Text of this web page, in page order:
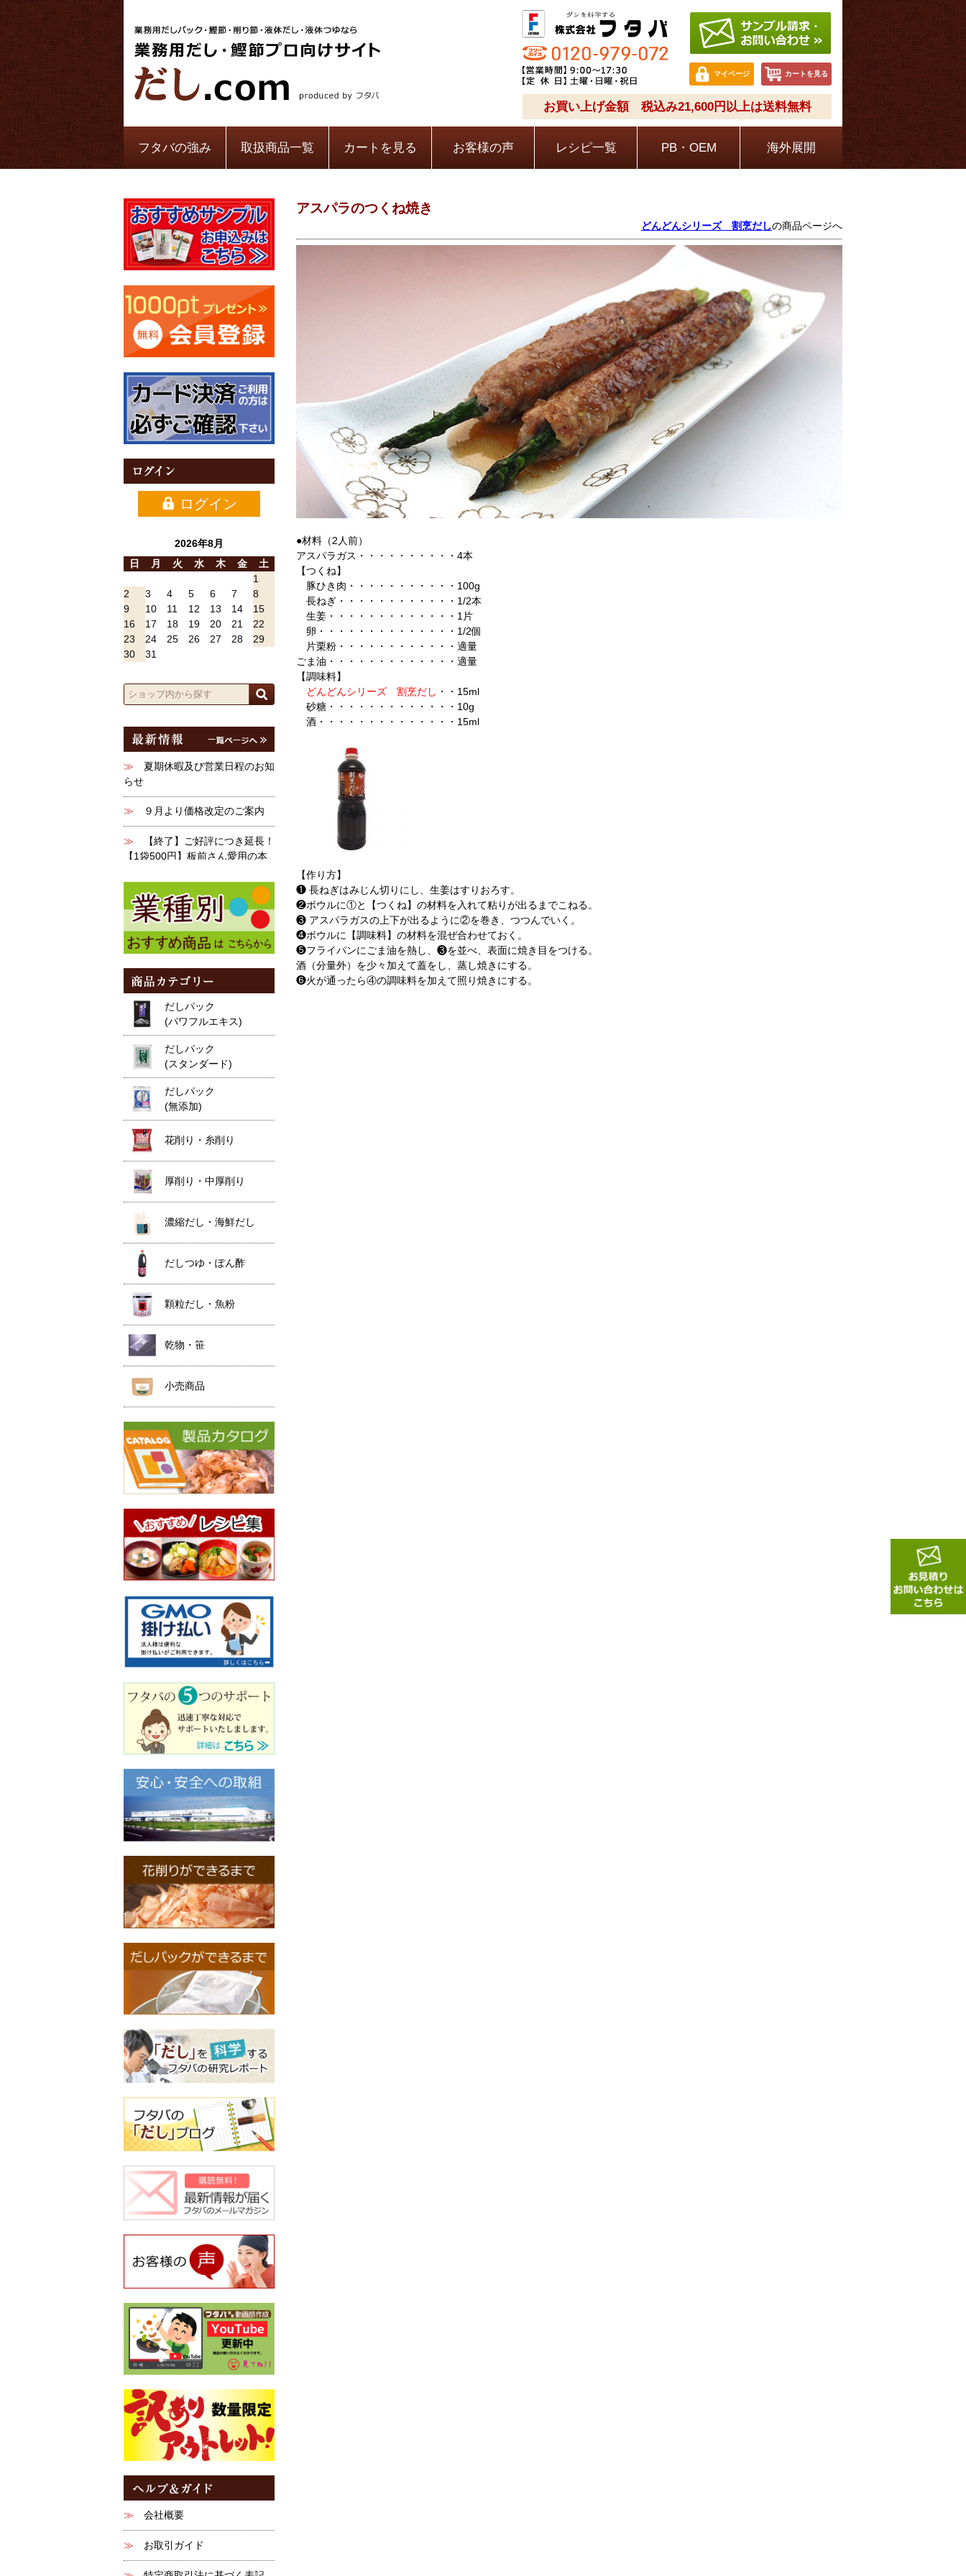
マイページ カートを見る
お買い上げ金額 税込み21,600円以上は送料無料
フタバの強み 取扱商品一覧 カートを見る お客様の声 レシピ一覧 PB・OEM 海外展開
アスパラのつくね焼き
どんどんシリーズ 割烹だしの商品ページへ
●材料（2人前）
アスパラガス・・・・・・・・・・4本
【つくね】
豚ひき肉・・・・・・・・・・・100g
長ねぎ・・・・・・・・・・・・1/2本
生姜・・・・・・・・・・・・・1片
卵・・・・・・・・・・・・・・1/2個
片栗粉・・・・・・・・・・・・適量
ごま油・・・・・・・・・・・・・適量
【調味料】
どんどんシリーズ 割烹だし ・・15ml
砂糖・・・・・・・・・・・・・10g
酒・・・・・・・・・・・・・・15ml
【作り方】
❶ 長ねぎはみじん切りにし、生姜はすりおろす。
❷ボウルに①と【つくね】の材料を入れて粘りが出るまでこねる。
❸ アスパラガスの上下が出るように②を巻き、つつんでいく。
❹ボウルに【調味料】の材料を混ぜ合わせておく。
❺フライパンにごま油を熱し、❸を並べ、表面に焼き目をつける。
酒（分量外）を少々加えて蓋をし、蒸し焼きにする。
❻火が通ったら④の調味料を加えて照り焼きにする。
ログイン
2026年8月
日
月 火 水 木 金
土
1
2
3 4 5 6 7
8
9
10 11 12 13 14
15
16
17 18 19 20 21
22
23
24 25 26 27 28
29
30
31
だしパック
(パワフルエキス)
だしパック
(スタンダード)
だしパック
(無添加)
花削り・糸削り
厚削り・中厚削り
濃縮だし・海鮮だし
だしつゆ・ぽん酢
顆粒だし・魚粉
乾物・笹
小売商品
会社概要
お取引ガイド